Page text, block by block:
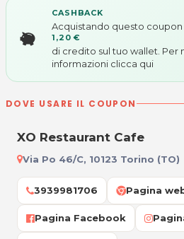
CASHBACK
Acquistando questo
1,20 €
di credito sul tuo wallet. Per
informazioni clicca qui
DOVE USARE IL COUPON
XO Restaurant Cafe
Via Po 46/C, 10123 Torino (TO)
3939981706 Pagina
Pagina Facebook